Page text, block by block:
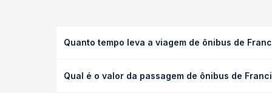
Quanto tempo leva a viagem de ônibus de
executivo ou leito) e as condições de tráfego. Na
Qual é o valor da passagem de ônibus de